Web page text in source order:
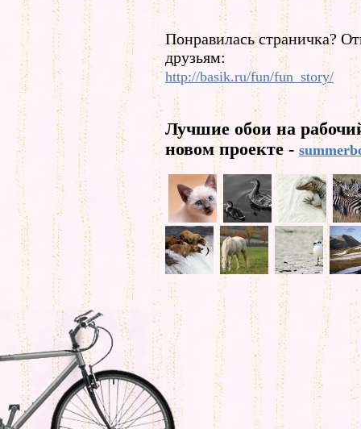
Понравилась страничка?
друзьям:
http://basik.ru/fun/fun_story/
Лучшие обои на
новом проекте -